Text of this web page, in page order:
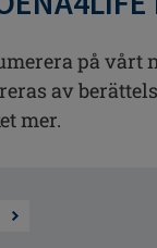
på vårt
av
mer.